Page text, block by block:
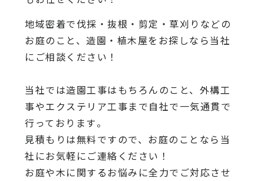
地域密着で伐採・抜根・剪定・草刈りなどの
お庭のこと、造園・ 植木屋をお探しなら当社
にご相談ください！
当社では造園工事はもちろんのこと、 外構工
事やエクステリア工事まで自社で一気通貫で
行っております。
見積もりは無料ですので、 お庭のことなら当
社にお気軽にご連絡ください！
お庭や木に関するお悩みに全力でご対応させ